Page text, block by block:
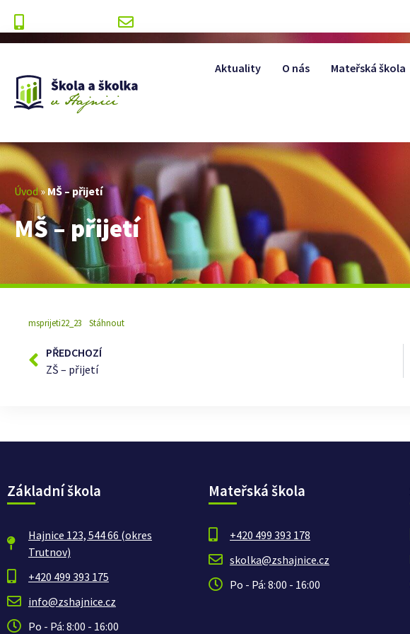
Aktuality O nás Mateřská škola
Úvod» MŠ – přijetí
MŠ – přijetí
msprijeti22_23 Stáhnout
PŘEDCHOZÍ
ZŠ – přijetí
Základní škola
Hajnice 123, 544 66 (okres
Trutnov)
+420 499 393 175
info@zshajnice.cz
Po - Pá: 8:00 - 16:00
Mateřská škola
+420 499 393 178
skolka@zshajnice.cz
Po - Pá: 8:00 - 16:00